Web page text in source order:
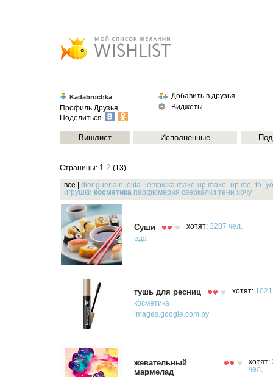
Kadabrochka
Профиль Друзья
Поделиться
Добавить в друзья
Виджеты
Вишлист Исполненные
Страницы: 1 2 (13)
все dior guerlain lolita_lempicka make-up make_up
игрушки косметика парфюмерия сверкалки тени хочу
Суши хотят: 3287 чел.
еда
тушь для ресниц хотят:
косметика
images.google.com.by
жевательный
мармелад
хотят:
чел.